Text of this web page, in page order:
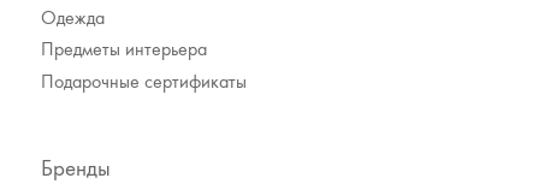
Одежда
Предметы интерьера
Подарочные сертификаты
Бренды